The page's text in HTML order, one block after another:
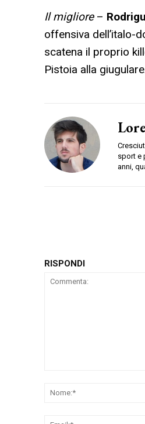
Il migliore–
offensiva dell’italo-
scatena il proprio
Pistoia alla
sport e
anni,
RISPONDI